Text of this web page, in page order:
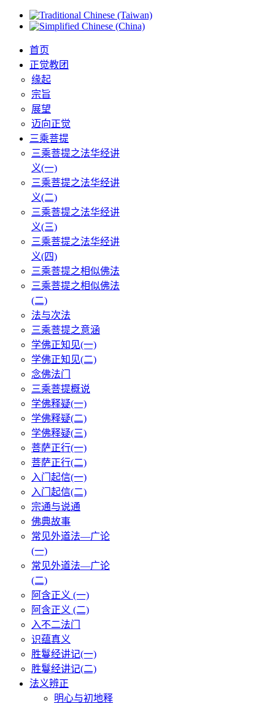
首页
正觉教团
缘起
宗旨
展望
迈向正觉
三乘菩提
三乘菩提之法华经讲
义(一)
三乘菩提之法华经讲
义(二)
三乘菩提之法华经讲
义(三)
三乘菩提之法华经讲
义(四)
三乘菩提之相似佛法
三乘菩提之相似佛法
(二)
法与次法
三乘菩提之意涵
学佛正知见(一)
学佛正知见(二)
念佛法门
三乘菩提概说
学佛释疑(一)
学佛释疑(二)
学佛释疑(三)
菩萨正行(一)
菩萨正行(二)
入门起信(一)
入门起信(二)
宗通与说通
佛典故事
常见外道法—广论
(一)
常见外道法—广论
(二)
阿含正义 (一)
阿含正义 (二)
入不二法门
识蕴真义
胜鬘经讲记(一)
胜鬘经讲记(二)
法义辨正
明心与初地释